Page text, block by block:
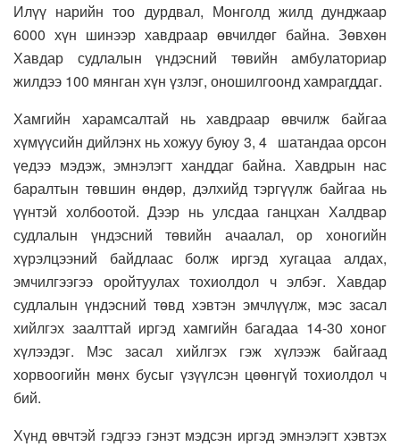
Илүү нарийн тоо дурдвал, Монголд жилд дунджаар
6000 хүн шинээр хавдраар өвчилдөг байна. Зөвхөн
Хавдар судлалын үндэсний төвийн амбулаториар
жилдээ 100 мянган хүн үзлэг, оношилгоонд хамрагддаг.
Хамгийн харамсалтай нь хавдраар өвчилж байгаа
хүмүүсийн дийлэнх нь хожуу буюу 3, 4 шатандаа орсон
үедээ мэдэж, эмнэлэгт ханддаг байна. Хавдрын нас
баралтын төвшин өндөр, дэлхийд тэргүүлж байгаа нь
үүнтэй холбоотой. Дээр нь улсдаа ганцхан Халдвар
судлалын үндэсний төвийн ачаалал, ор хоногийн
хүрэлцээний байдлаас болж иргэд хугацаа алдах,
эмчилгээгээ оройтуулах тохиолдол ч элбэг. Хавдар
судлалын үндэсний төвд хэвтэн эмчлүүлж, мэс засал
хийлгэх заалттай иргэд хамгийн багадаа 14-30 хоног
хүлээдэг. Мэс засал хийлгэх гэж хүлээж байгаад
хорвоогийн мөнх бусыг үзүүлсэн цөөнгүй тохиолдол ч
бий.
Хүнд өвчтэй гэдгээ гэнэт мэдсэн иргэд эмнэлэгт хэвтэх